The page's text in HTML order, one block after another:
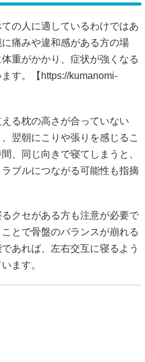
の人に適しているわけではあ
痛みや違和感がある方の場
重がかかり、症状が強くなる
す。【 https://kumanomi-
る枕の高さが合っていない
翌朝にこりや張りを感じるこ
、同じ向きで寝てしまうと、
ブルにつながる可能性も指摘
クセがある方も注意が必要で
とで骨盤のバランスが崩れる
あれば、左右交互に寝るよう
ます。